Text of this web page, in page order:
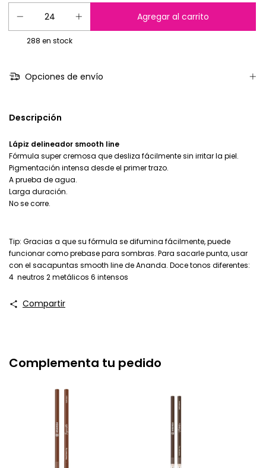
288 en stock
Opciones de envío
Descripción
Lápiz delineador smooth line
Fórmula super cremosa que desliza fácilmente sin irritar la piel.
Pigmentación intensa desde el primer trazo.
A prueba de agua.
Larga duración.
No se corre.
Tip: Gracias a que su fórmula se difumina fácilmente, puede
funcionar como prebase para sombras. Para sacarle punta, usar
con el sacapuntas smooth line de Ananda. Doce tonos diferentes:
4 neutros 2 metálicos 6 intensos
Compartir
Complementa tu pedido